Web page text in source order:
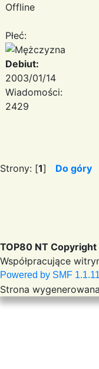
Offline
Płeć:
Debiut:
2003/01/14
Wiadomości:
2429
Strony: [1] Do góry
TOP80 NT
Współpracujące
Powered by SMF 1.1.11
Strona